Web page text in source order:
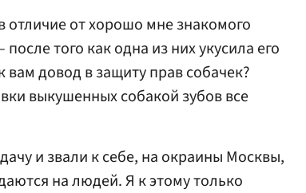
отличие от хорошо мне знакомого
того как одна из них укусила его
довод в защиту прав собачек?
выкушенных собакой зубов все
и звали к себе, на окраины Москвы,
на людей. Я к этому только